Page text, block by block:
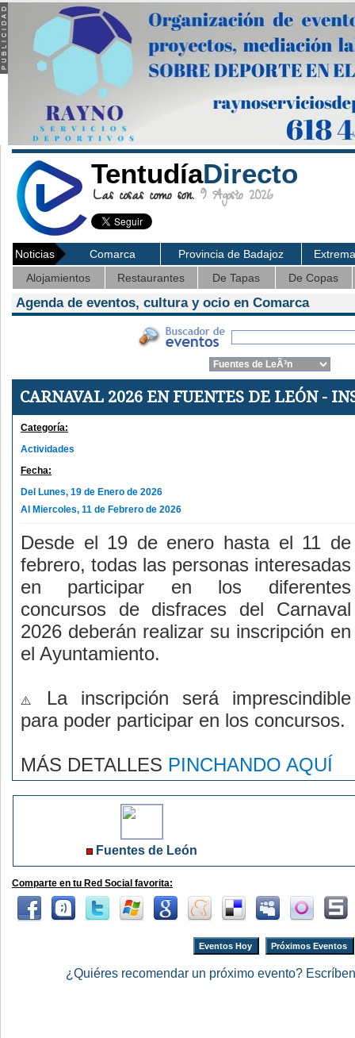
TentudíaDirecto
Las cosas como son. 9 Agosto 2026
Noticias Comarca Provincia de Badajoz
Alojamientos
Restaurantes De Tapas De Copas
Agenda de eventos, cultura y ocio en Comarca
CARNAVAL 2026 EN FUENTES DE LEÓN -
Categoría:
Actividades
Fecha:
Del Lunes, 19 de Enero de 2026
Al Miercoles, 11 de Febrero de 2026
Desde el 19 de enero hasta el 11 de
febrero, todas las personas interesadas
en participar en los diferentes
concursos de disfraces del Carnaval
2026 deberán realizar su inscripción en
el Ayuntamiento.
La inscripción será imprescindible
para poder participar en los concursos.
MÁS DETALLES PINCHANDO AQUÍ
Fuentes de León
Comparte en tu Red Social favorita:
Eventos Hoy Próximos Eventos
¿Quiéres recomendar un próximo evento?